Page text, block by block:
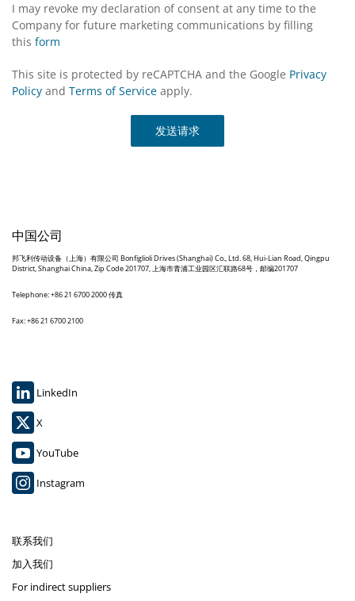
I may revoke my declaration of consent at any time to the
Company for future marketing communications by filling
this form
This site is protected by reCAPTCHA and the Google Privacy
Policy and Terms of Service apply.
发送请求
中国公司
邦飞利传动设备（上海）有限公司 Bonfiglioli Drives (Shanghai) Co., Ltd. 68, Hui-Lian Road, Qingpu
District, Shanghai China, Zip Code 201707, 上海市青浦工业园区汇联路68号，邮编201707
Telephone: +86 21 6700 2000 传真
Fax: +86 21 6700 2100
LinkedIn
X
YouTube
Instagram
联系我们
加入我们
For indirect suppliers